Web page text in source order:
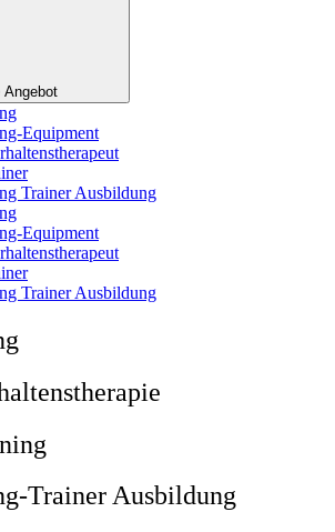
Angebot
Equipment
Trainer Ausbildung
Equipment
Trainer Ausbildung
Trainer Ausbildung